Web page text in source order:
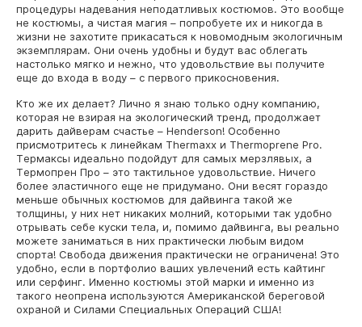
процедуры надевания неподатливых костюмов. Это вообще
не костюмы, а чистая магия – попробуете их и никогда в
жизни не захотите прикасаться к новомодным экологичным
экземплярам. Они очень удобны и будут вас облегать
настолько мягко и нежно, что удовольствие вы получите
еще до входа в воду – с первого прикосновения.
Кто же их делает? Лично я знаю только одну компанию,
которая не взирая на экологический тренд, продолжает
дарить дайверам счастье – Henderson! Особенно
присмотритесь к линейкам Thermaxx и Thermoprene Pro.
Термаксы идеально подойдут для самых мерзлявых, а
Термопрен Про – это тактильное удовольствие. Ничего
более эластичного еще не придумано. Они весят гораздо
меньше обычных костюмов для дайвинга такой же
толщины, у них нет никаких молний, которыми так удобно
отрывать себе куски тела, и, помимо дайвинга, вы реально
можете заниматься в них практически любым видом
спорта! Свобода движения практически не ограничена! Это
удобно, если в портфолио ваших увлечений есть кайтинг
или серфинг. Именно костюмы этой марки и именно из
такого неопрена используются Американской береговой
охраной и Силами Специальных Операций США!